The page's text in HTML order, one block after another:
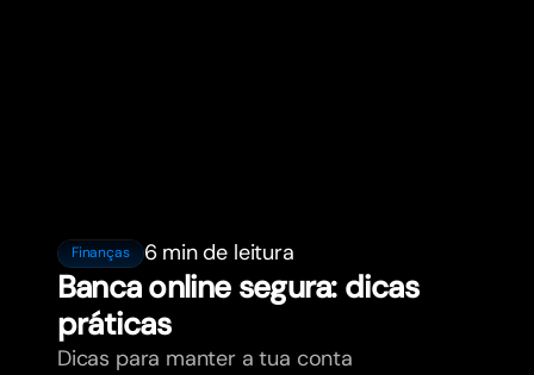
Finanças 6 min de leitura
Banca online segura: dicas
práticas
Dicas para manter a tua conta